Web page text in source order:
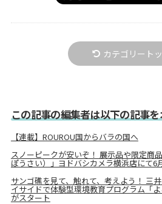
カテゴリート
この記事の編集者は以下の記事
【連載】ROUROU国からバラの国へ
スノーピークが安いぞ！ 展示品や限定商
ぽうさい）」ヨドバシカメラ横浜店にて6
サンゴ礁を見て、触れて、考えよう！ 三
イサイドで体験型環境教育プログラム「
がスタート